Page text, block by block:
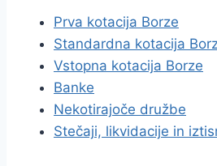
Prva kotacija Borze
Standardna kotacija
Vstopna kotacija Borze
Banke
Nekotirajoče družbe
Stečaji, likvidacije in